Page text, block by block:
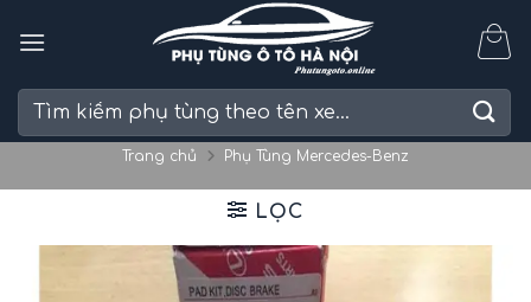
Tìm
Trang chủ Phụ Tùng Mercedes-Benz
LỌC